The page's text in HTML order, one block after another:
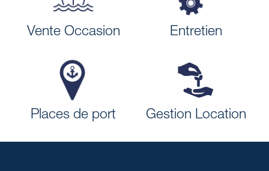
Vente Occasion Entretien
Places de port Gestion Location